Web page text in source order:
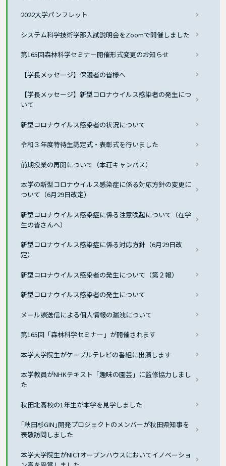
2022大学パンフレット
システム科学技術学部入試説明会をZoomで開催しました
第165回森林科学セミナー開催形式変更のお知らせ
【学長メッセージ】保護者の皆様へ
【学長メッセージ】新型コロナウイルス感染者の発生につ
いて
新型コロナウイルス感染者の状況について
令和３年度特待生認定式・表彰式を行いました
前期授業の再開について（本荘キャンパス）
本学の新型コロナウイルス感染症に係る対応方針の変更に
ついて（6月29日改定）
新型コロナウイルス感染症に係る注意喚起について（在学
生の皆さんへ）
新型コロナウイルス感染症に係る対応方針（6月29日改
定）
新型コロナウイルス感染者の発生について（第２報）
新型コロナウイルス感染者の発生について
メール誤送信による個人情報の漏洩について
第165回「森林科学セミナー」が開催されます
本学大学院生がケーブルテレビの番組に出演します
本学教員がNHKテキスト「趣味の園芸」に監修協力しまし
た
秋田北高校の1年生が本学を見学しました
｢秋田杉GIN｣開発プロジェクトのメンバーが秋田県知事を
表敬訪問しました
本学大学院生がNICTオープンハウスにおいてイノベーショ